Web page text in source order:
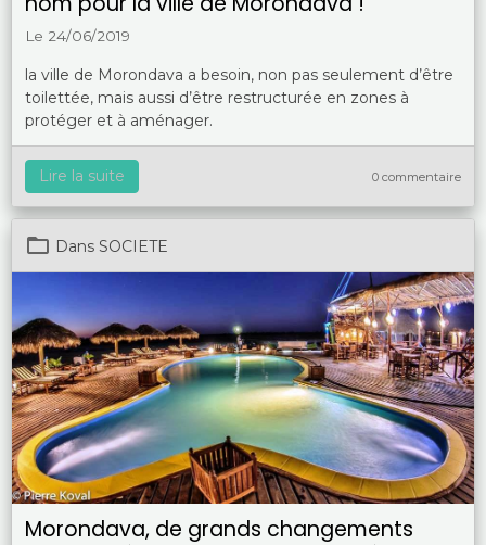
Le 24/06/2019
la ville de Morondava a besoin, non pas seulement d’être
toilettée, mais aussi d’être restructurée en zones à
protéger et à aménager.
Lire la suite 0 commentaire
Dans SOCIETE
Morondava, de grands changements